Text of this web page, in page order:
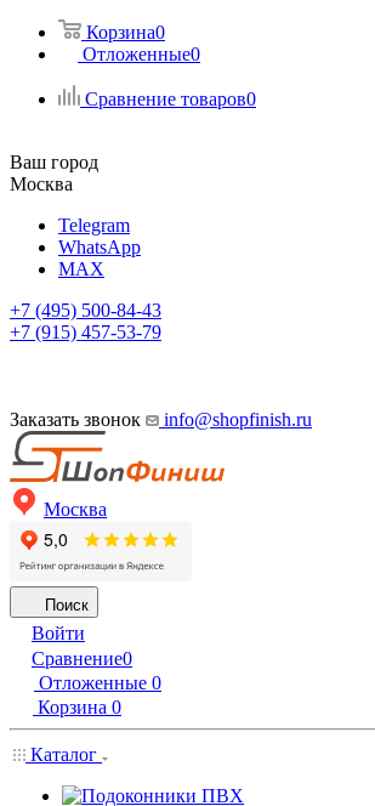
Корзина0
Отложенные0
Сравнение товаров0
Ваш город
Москва
Telegram
WhatsApp
MAX
+7 (495) 500-84-43
+7 (915) 457-53-79
Заказать звонок info@shopfinish.ru
Москва
Поиск
Войти
Сравнение0
Отложенные 0
Корзина 0
Каталог